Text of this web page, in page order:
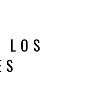
LOS